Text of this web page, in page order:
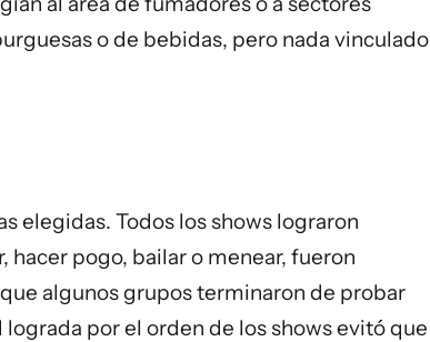
o de bebidas, pero nada vinculado
elegidas. Todos los shows lograron
hacer pogo, bailar o menear, fueron
algunos grupos terminaron de probar
por el orden de los shows evitó que